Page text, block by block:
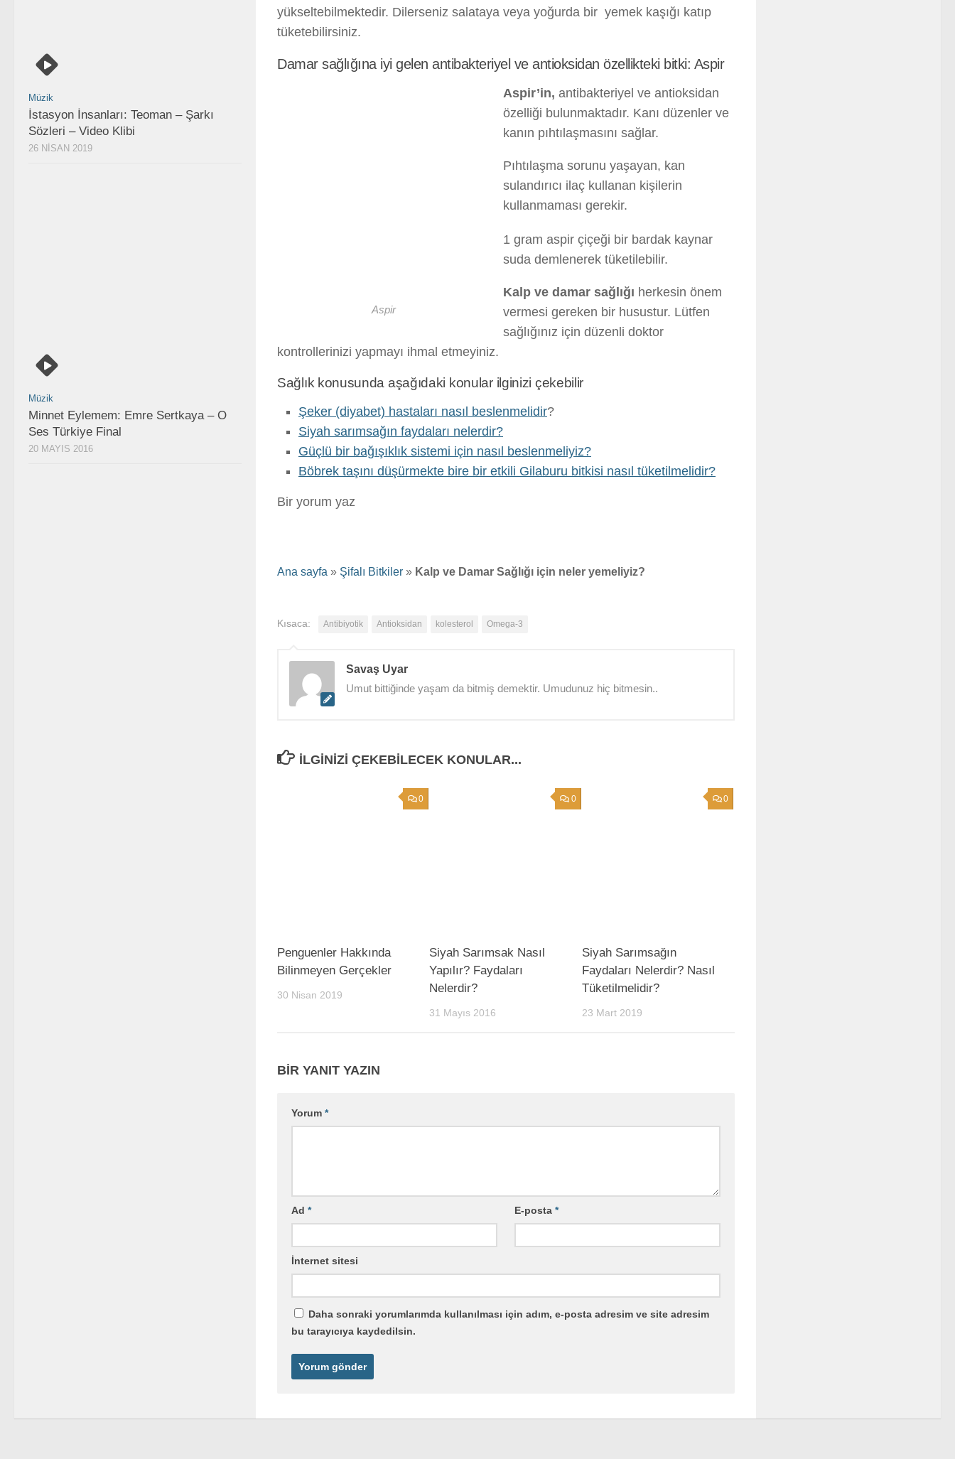
yükseltebilmektedir. Dilerseniz salataya veya yoğurda bir yemek kaşığı katıp
tüketebilirsiniz.
Damar sağlığına iyi gelen antibakteriyel ve antioksidan özellikteki bitki: Aspir
Aspir
Aspir’in, antibakteriyel ve antioksidan
özelliği bulunmaktadır. Kanı düzenler ve
kanın pıhtılaşmasını sağlar.
Pıhtılaşma sorunu yaşayan, kan
sulandırıcı ilaç kullanan kişilerin
kullanmaması gerekir.
1 gram aspir çiçeği bir bardak kaynar
suda demlenerek tüketilebilir.
Kalp ve damar sağlığı herkesin önem
vermesi gereken bir husustur. Lütfen
sağlığınız için düzenli doktor
kontrollerinizi yapmayı ihmal etmeyiniz.
Sağlık konusunda aşağıdaki konular ilginizi çekebilir
Şeker (diyabet) hastaları nasıl beslenmelidir?
Siyah sarımsağın faydaları nelerdir?
Güçlü bir bağışıklık sistemi için nasıl beslenmeliyiz?
Böbrek taşını düşürmekte bire bir etkili Gilaburu bitkisi nasıl tüketilmelidir?
Bir yorum yaz
Ana sayfa » Şifalı Bitkiler » Kalp ve Damar Sağlığı için neler yemeliyiz?
Kısaca: Antibiyotik Antioksidan kolesterol Omega-3
Savaş Uyar
Umut bittiğinde yaşam da bitmiş demektir. Umudunuz hiç bitmesin..
İLGINIZI ÇEKEBILECEK KONULAR...
0
Penguenler Hakkında
Bilinmeyen Gerçekler
30 Nisan 2019
0
Siyah Sarımsak Nasıl
Yapılır? Faydaları
Nelerdir?
31 Mayıs 2016
0
Siyah Sarımsağın
Faydaları Nelerdir? Nasıl
Tüketilmelidir?
23 Mart 2019
BIR YANIT YAZIN
Yorum *
Ad * E-posta*
İnternet sitesi
Daha sonraki yorumlarımda kullanılması için adım, e-posta adresim ve site adresim
bu tarayıcıya kaydedilsin.
Müzik
İstasyon İnsanları: Teoman – Şarkı
Sözleri – Video Klibi
26 NISAN 2019
Müzik
Minnet Eylemem: Emre Sertkaya – O
Ses Türkiye Final
20 MAYIS 2016